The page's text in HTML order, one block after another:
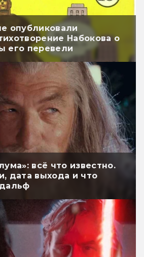
опубликовали
Набокова о
его перевели
всё что известно.
дата выхода и что